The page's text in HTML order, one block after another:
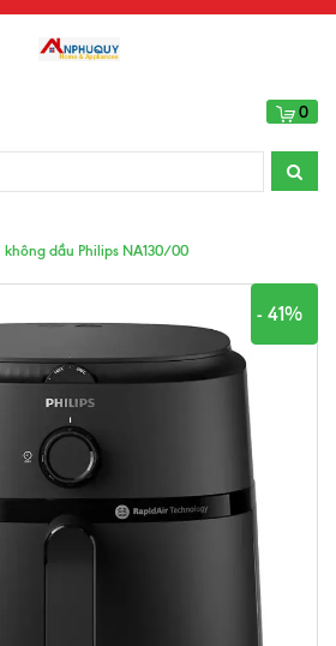
0
không dầu Philips NA130/00
- 41%